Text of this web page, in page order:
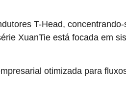
T-Head, concentrando-
XuanTie está focada em
otimizada para